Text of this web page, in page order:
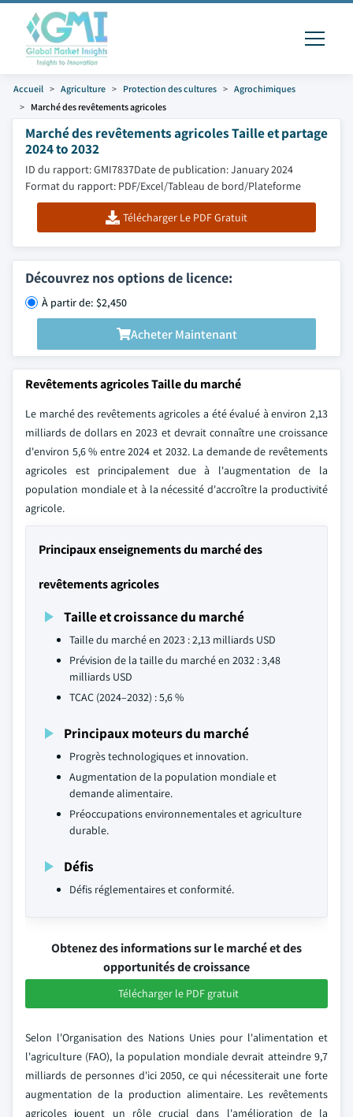
Accueil Agriculture Protection des cultures
Agrochimiques
Marché des revêtements agricoles
Marché des revêtements agricoles Taille et partage
2024 to 2032
ID du rapport: GMI7837Date de publication: January 2024
Format du rapport: PDF/Excel/Tableau de bord/Plateforme
Télécharger Le PDF Gratuit
Découvrez nos options de licence:
À partir de: $2,450
Acheter Maintenant
Revêtements agricoles Taille du marché
Le marché des revêtements agricoles a été évalué à environ 2,13
milliards de dollars en 2023 et devrait connaître une croissance
d'environ 5,6 % entre 2024 et 2032. La demande de revêtements
agricoles est principalement due à l'augmentation de la
population mondiale et à la nécessité d'accroître la productivité
agricole.
Principaux enseignements du marché des
revêtements agricoles
Taille et croissance du marché
Taille du marché en 2023 : 2,13 milliards USD
Prévision de la taille du marché en 2032 : 3,48
milliards USD
TCAC (2024–2032) : 5,6 %
Principaux moteurs du marché
Progrès technologiques et innovation.
Augmentation de la population mondiale et
demande alimentaire.
Préoccupations environnementales et agriculture
durable.
Défis
Défis réglementaires et conformité.
Obtenez des informations sur le marché et des
opportunités de croissance
Télécharger le PDF gratuit
Selon l'Organisation des Nations Unies pour l'alimentation et
l'agriculture (FAO), la population mondiale devrait atteindre 9,7
milliards de personnes d'ici 2050, ce qui nécessiterait une forte
augmentation de la production alimentaire. Les revêtements
agricoles jouent un rôle crucial dans l'amélioration de la